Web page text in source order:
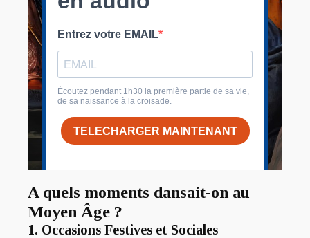
A quels moments dansait-on au
Moyen Âge ?
1. Occasions Festives et Sociales